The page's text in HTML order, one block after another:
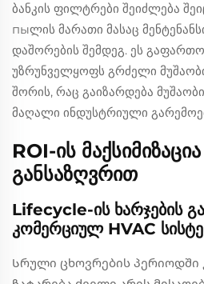
ბანკის ფილტრები შეიძლება
пыლის მარათი მასაც
დაშორების შემდეგ. ეს
უზრუნველყოფს გრძელი
შორის, რაც გაიზარდება
მაღალი ინდუსტრიული
ROI-ის
განსაზღვრით
Lifecycle-ის ხარჯების
კომერციულ HVAC
Სრული ცხოვრების პერიოდში